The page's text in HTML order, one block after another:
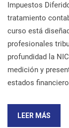
Impuestos
tratamiento
curso está
profesionales
profundidad la
medición y
estados
LEER MÁS